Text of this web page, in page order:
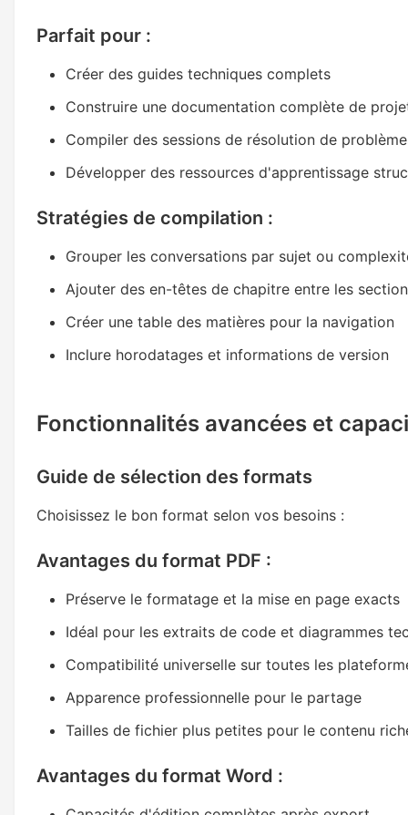
Parfait pour :
Créer des guides techniques complets
Construire une documentation complète de
Compiler des sessions de résolution de
Développer des ressources d'apprentissage
Stratégies de compilation :
Grouper les conversations par sujet ou
Ajouter des en-têtes de chapitre entre les
Créer une table des matières pour la navigation
Inclure horodatages et informations de version
Fonctionnalités avancées et
Guide de sélection des formats
Choisissez le bon format selon vos besoins :
Avantages du format PDF :
Préserve le formatage et la mise en page exacts
Idéal pour les extraits de code et diagrammes
Compatibilité universelle sur toutes les
Apparence professionnelle pour le partage
Tailles de fichier plus petites pour le contenu
Avantages du format Word :